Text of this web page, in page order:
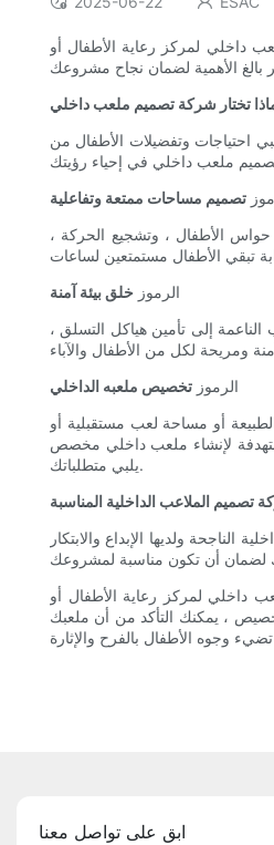
داخلي لمركز رعاية الأطفال أو
تختار شركة تصميم ملعب داخلي
احتياجات وتفضيلات الأطفال من
تصميم مساحات ممتعة وتفاعلية
الأطفال ، وتشجيع الحركة ،
الرموز خلق بيئة آمنة
إلى تأمين هياكل التسلق ،
الرموز تخصيص ملعبه الداخلي
أو مساحة لعب مستقبلية أو
لإنشاء ملعب داخلي مخصص
يلبي متطلباتك.
تصميم الملاعب الداخلية المناسبة
ولديها الإبداع والابتكار
داخلي لمركز رعاية الأطفال أو
، يمكنك التأكد من أن ملعبك
ابق على تواصل معنا